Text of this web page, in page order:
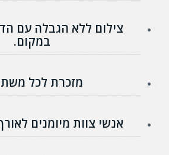
צילום ללא הגבלה עם
במקום.
מזכרת לכל
אנשי צוות מיומנים